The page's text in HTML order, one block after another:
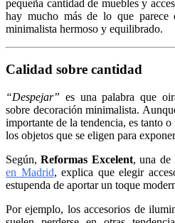
pequeña cantidad de muebles y
hay mucho más de lo que parece
minimalista hermoso y equilibrado.
Calidad sobre cantidad
“Despejar” es una palabra que
sobre decoración minimalista.
importante de la tendencia, es tanto
los objetos que se eligen para
Según,Reformas Excelent, una de
en Madrid, explica que elegir
estupenda de aportar un toque
Por ejemplo, los accesorios de